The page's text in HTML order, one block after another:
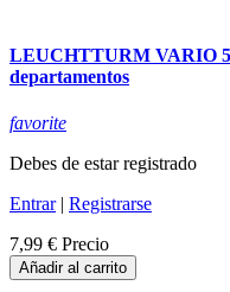
LEUCHTTURM VARIO 5
departamentos
favorite
Debes de estar registrado
Entrar| Registrarse
7,99 € Precio
Añadir al carrito